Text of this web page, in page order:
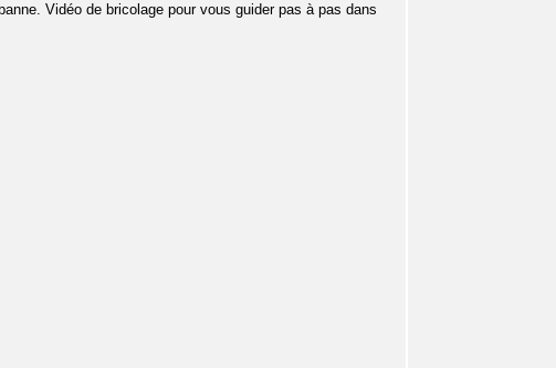
Vidéo de bricolage pour vous guider pas à pas dans